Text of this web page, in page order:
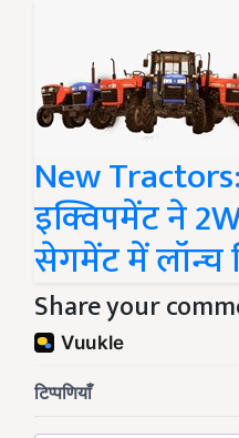
New Tractors:
इक्विपमेंट ने
सेगमेंट में लॉन्च
Share your